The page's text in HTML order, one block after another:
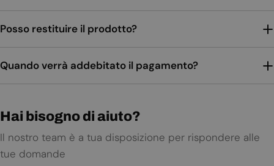
Posso restituire il prodotto?
Quando verrà addebitato il pagamento?
Hai bisogno di aiuto?
Il nostro team è a tua disposizione per rispondere alle
tue domande